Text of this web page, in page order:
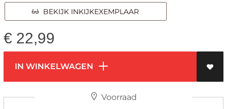
BEKIJK INKIJKEXEMPLAAR
€ 22,99
IN WINKELWAGEN
Voorraad